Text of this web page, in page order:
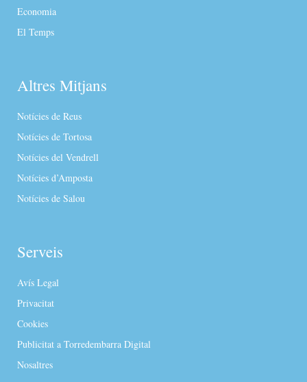
Economia
El Temps
Altres Mitjans
Notícies de Reus
Notícies de Tortosa
Notícies del Vendrell
Notícies d’Amposta
Notícies de Salou
Serveis
Avís Legal
Privacitat
Cookies
Publicitat a Torredembarra Digital
Nosaltres